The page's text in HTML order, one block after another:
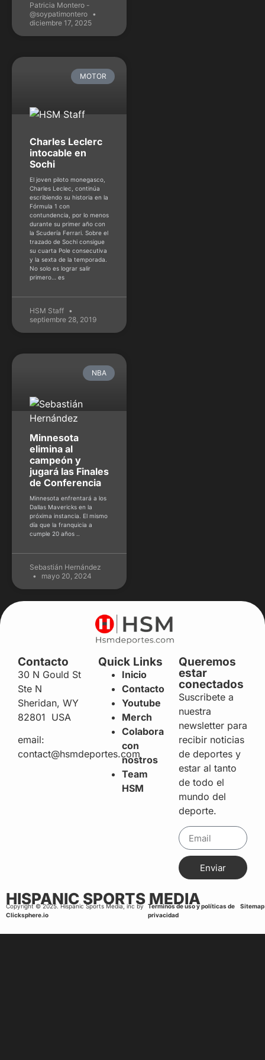
Patricia Montero -
@soypatimontero
diciembre 17, 2025
MOTOR
Charles Leclerc
intocable en
Sochi
El joven piloto monegasco,
Charles Leclec, continúa
escribiendo su historia en la
Fórmula 1 con
contundencia, por lo menos
durante su primer año con
la Scudería Ferrari. Sobre el
trazado de Sochi consigue
su cuarta Pole consecutiva
y la sexta de la temporada.
No solo es lograr salir
primero… es
HSM Staff
septiembre 28, 2019
NBA
Minnesota
elimina al
campeón y
jugará las Finales
de Conferencia
Minnesota enfrentará a los
Dallas Mavericks en la
próxima instancia. El mismo
día que la franquicia a
cumple 20 años ..
Sebastián Hernández
mayo 20, 2024
Contacto
30 N Gould St
Ste N
Sheridan, WY
82801 USA
email:
contact@hsmdeportes.com
Quick Links
Inicio
Contacto
Youtube
Merch
Colabora
con
nostros
Team
HSM
Queremos
estar
conectados
Suscribete a
nuestra
newsletter para
recibir noticias
de deportes y
estar al tanto
de todo el
mundo del
deporte.
Enviar
HISPANIC SPORTS MEDIA
Copyright © 2025. Hispanic Sports Media, inc by
Clicksphere.io
Terminos de uso y políticas de
privacidad
Sitemap